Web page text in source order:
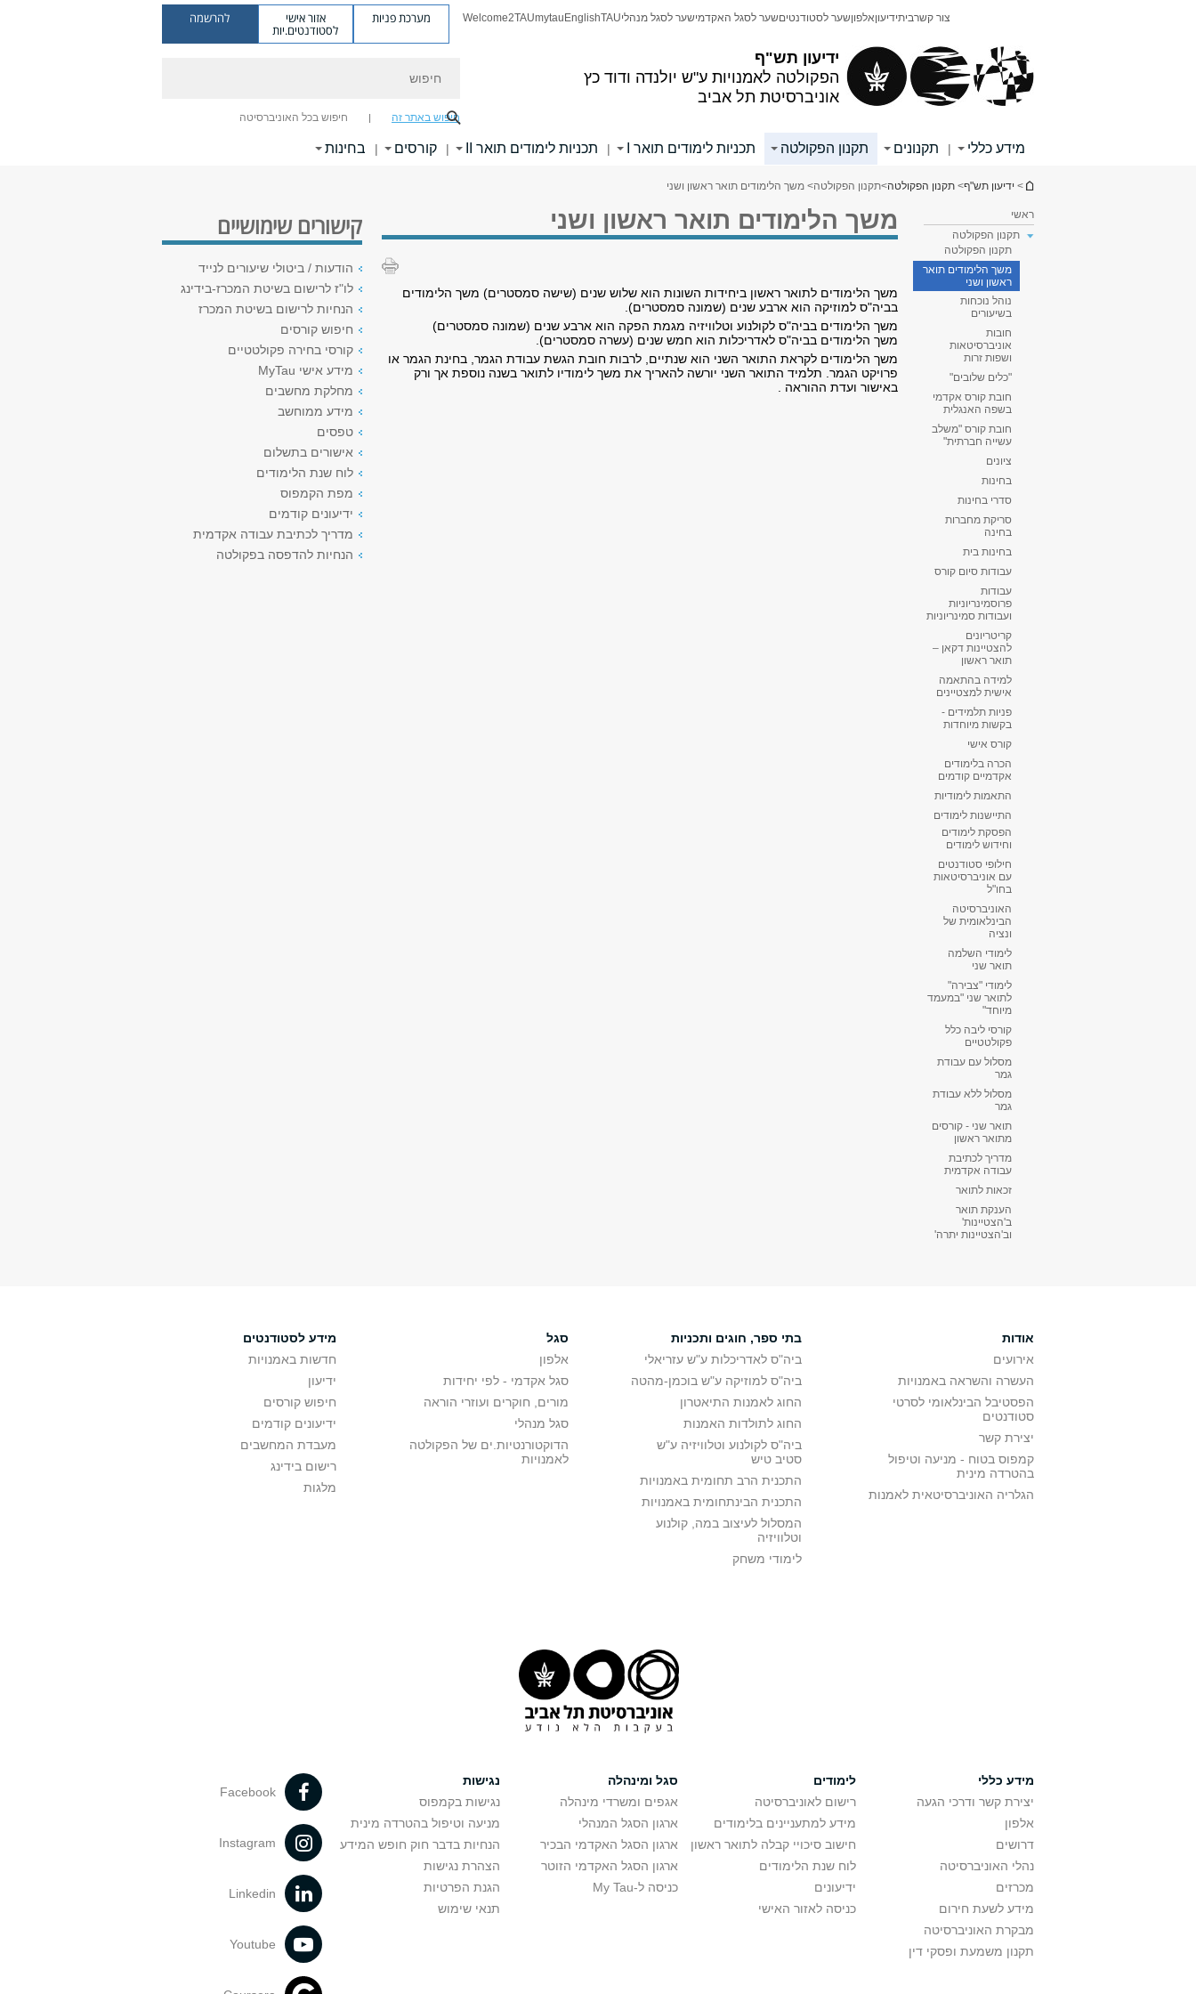
ידיעון תש"ף
הפקולטה לאמנויות ע"ש יולנדה ודוד כץ
אוניברסיטת תל אביב
צור קשרביתידיעוןאלפוןשער לסטודנטיםשער לסגל האקדמישער לסגל מנהליTAU
English
mytau
Welcome2TAU מערכת פניות אזור אישי
לסטודנטים.יות
להרשמה
חיפוש באתר זה חיפוש בכל האוניברסיטה
מידע כללי | תקנונים תקנון הפקולטה תכניות לימודים תואר I | תכניות לימודים תואר II | קורסים | בחינות
הינך נמצא כאן
> ידיעון תש"ף> תקנון הפקולטה>תקנון הפקולטה> משך הלימודים תואר ראשון ושני
ראשי
תקנון הפקולטה
תקנון הפקולטה
משך הלימודים תואר
ראשון ושני
נוהל נוכחות
בשיעורים
חובות
אוניברסיטאות
ושפות זרות
"כלים שלובים"
חובת קורס אקדמי
בשפה האנגלית
חובת קורס "משלב
עשייה חברתית"
ציונים
בחינות
סדרי בחינות
סריקת מחברות
בחינה
בחינות בית
עבודות סיום קורס
עבודות
פרוסמינריוניות
ועבודות סמינריוניות
קריטריונים
להצטיינות דקאן –
תואר ראשון
למידה בהתאמה
אישית למצטיינים
פניות תלמידים -
בקשות מיוחדות
קורס אישי
הכרה בלימודים
אקדמיים קודמים
התאמות לימודיות
התיישנות לימודים
הפסקת לימודים
וחידוש לימודים
חילופי סטודנטים
עם אוניברסיטאות
בחו"ל
האוניברסיטה
הבינלאומית של
ונציה
לימודי השלמה
תואר שני
לימודי "צבירה"
לתואר שני "במעמד
מיוחד"
קורסי ליבה כלל
פקולטטיים
מסלול עם עבודת
גמר
מסלול ללא עבודת
גמר
תואר שני - קורסים
מתואר ראשון
מדריך לכתיבת
עבודה אקדמית
זכאות לתואר
הענקת תואר
ב'הצטיינות'
וב'הצטיינות יתרה'
משך הלימודים תואר ראשון ושני
משך הלימודים לתואר ראשון ביחידות השונות הוא שלוש שנים (שישה סמסטרים) משך הלימודים
בביה"ס למוזיקה הוא ארבע שנים (שמונה סמסטרים).
משך הלימודים בביה"ס לקולנוע וטלוויזיה מגמת הפקה הוא ארבע שנים (שמונה סמסטרים)
משך הלימודים בביה"ס לאדריכלות הוא חמש שנים (עשרה סמסטרים).
משך הלימודים לקראת התואר השני הוא שנתיים, לרבות חובת הגשת עבודת הגמר, בחינת הגמר או
פרויקט הגמר. תלמיד התואר השני יורשה להאריך את משך לימודיו לתואר בשנה נוספת אך ורק
באישור ועדת ההוראה ​.
קישורים שימושיים
הודעות / ביטולי שיעורים לנייד
לו"ז לרישום בשיטת המכרז-בידינג
הנחיות לרישום בשיטת המכרז
חיפוש קורסים
קורסי בחירה פקולטטיים
מידע אישי MyTau
מחלקת מחשבים
מידע ממוחשב
טפסים
אישורים בתשלום
לוח שנת הלימודים
מפת הקמפוס
ידיעונים קודמים
מדריך לכתיבת עבודה אקדמית
הנחיות להדפסה בפקולטה
אודות
אירועים
העשרה והשראה באמנויות
הפסטיבל הבינלאומי לסרטי
סטודנטים
יצירת קשר
קמפוס בטוח - מניעה וטיפול
בהטרדה מינית
הגלריה האוניברסיטאית לאמנות
בתי ספר, חוגים ותכניות
ביה"ס לאדריכלות ע"ש עזריאלי
ביה"ס למוזיקה ע"ש בוכמן-מהטה
החוג לאמנות התיאטרון
החוג לתולדות האמנות
ביה"ס לקולנוע וטלוויזיה ע"ש
סטיב טיש
התכנית הרב תחומית באמנויות
התכנית הבינתחומית באמנויות
המסלול לעיצוב במה, קולנוע
וטלוויזיה
לימודי משחק
סגל
אלפון
סגל אקדמי - לפי יחידות
מורים, חוקרים ועוזרי הוראה
סגל מנהלי
הדוקטורנטיות.ים של הפקולטה
לאמנויות
מידע לסטודנטים
חדשות באמנויות
ידיעון
חיפוש קורסים
ידיעונים קודמים
מעבדת המחשבים
רישום בידינג
מלגות
מידע כללי
יצירת קשר ודרכי הגעה
אלפון
דרושים
נהלי האוניברסיטה
מכרזים
מידע לשעת חירום
מבקרת האוניברסיטה
תקנון משמעת ופסקי דין
לימודים
רישום לאוניברסיטה
מידע למתעניינים בלימודים
חישוב סיכויי קבלה לתואר ראשון
לוח שנת הלימודים
ידיעונים
כניסה לאזור האישי
סגל ומינהלה
אגפים ומשרדי מינהלה
ארגון הסגל המנהלי
ארגון הסגל האקדמי הבכיר
ארגון הסגל האקדמי הזוטר
כניסה ל-My Tau
נגישות
נגישות בקמפוס
מניעה וטיפול בהטרדה מינית
הנחיות בדבר חוק חופש המידע
הצהרת נגישות
הגנת הפרטיות
תנאי שימוש
Facebook
Instagram
Linkedin
Youtube